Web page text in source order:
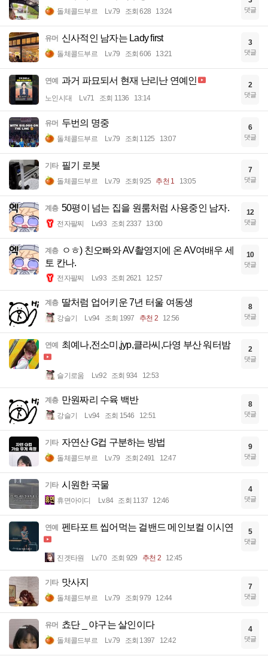
돌체콜드부르 Lv.79 조회 628 13:24 댓글
유머 신사적인 남자는 Lady first
돌체콜드부르 Lv.79 조회 606 13:21
3
댓글
연예 과거 파묘되서 현재 난리난 연예인
노인시대 Lv.71 조회 1136 13:14
2
댓글
유머 두번의 명중
돌체콜드부르 Lv.79 조회 1125 13:07
6
댓글
기타 필기 로봇
돌체콜드부르 Lv.79 조회 925 추천 1 13:05
7
댓글
계층 50평이 넘는 집을 원룸처럼 사용중인 남자.
전자팔찌 Lv.93 조회 2337 13:00
12
댓글
계층
ㅇㅎ) 친오빠와 AV촬영지에 온 AV여배우 세
토 칸나.
전자팔찌 Lv.93 조회 2621 12:57
10
댓글
계층 딸처럼 업어키운 7년 터울 여동생
강슬기 Lv.94 조회 1997 추천 2 12:56
8
댓글
연예 최예나,전소미,jyp,클라씨,다영 부산 워터밤
슬기로움 Lv.92 조회 934 12:53
2
댓글
계층 만원짜리 수육 백반
강슬기 Lv.94 조회 1546 12:51
8
댓글
기타 자연산 G컵 구분하는 방법
돌체콜드부르 Lv.79 조회 2491 12:47
9
댓글
기타 시원한 국물
휴면아이디 Lv.84 조회 1137 12:46
4
댓글
연예 펜타포트 씹어먹는 걸밴드 메인보컬 이시연
진겟타원 Lv.70 조회 929 추천 2 12:45
5
댓글
기타 맛사지
돌체콜드부르 Lv.79 조회 979 12:44
7
댓글
유머 쵸단 _ 야구는 살인이다
돌체콜드부르 Lv.79 조회 1397 12:42
4
댓글